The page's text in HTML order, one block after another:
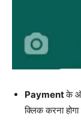
Paymentके
क्लिक करना